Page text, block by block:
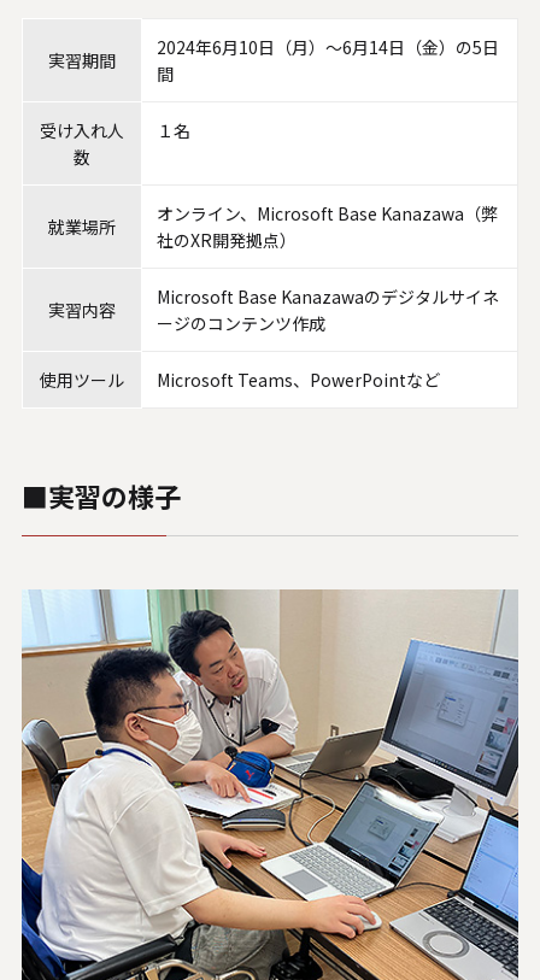
実習期間
2024年6月10日（月）～6月14日（金）の5日
間
受け入れ人
数
１名
就業場所
オンライン、Microsoft Base Kanazawa（弊
社のXR開発拠点）
実習内容
Microsoft Base Kanazawaのデジタルサイネ
ージのコンテンツ作成
使用ツール Microsoft Teams、PowerPointなど
■実習の様子